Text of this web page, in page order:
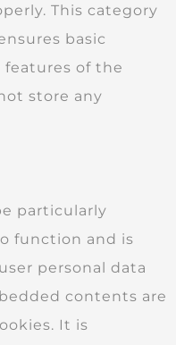
This category
basic
of the
store any
particularly
function and is
personal data
contents are
It is